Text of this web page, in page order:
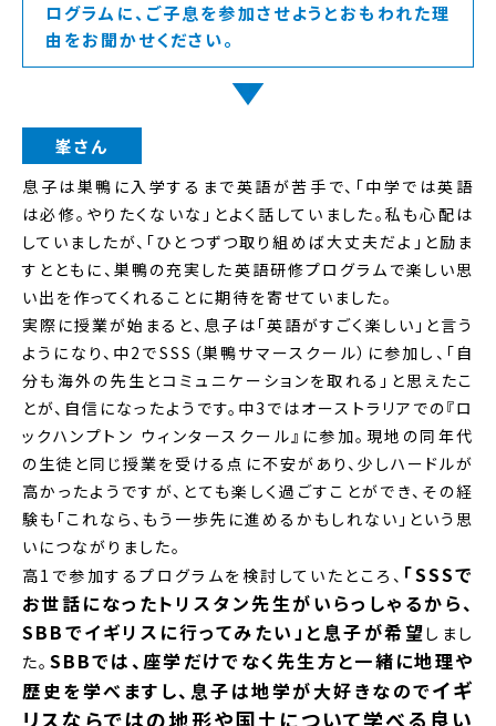
ログラムに、ご子息を参加させようとおもわれた理
由をお聞かせください。
峯さん
息子は巣鴨に入学するまで英語が苦手で、「中学では英語
は必修。やりたくないな」とよく話していました。私も心配は
していましたが、「ひとつずつ取り組めば大丈夫だよ」と励ま
すとともに、巣鴨の充実した英語研修プログラムで楽しい思
い出を作ってくれることに期待を寄せていました。
実際に授業が始まると、息子は「英語がすごく楽しい」と言う
ようになり、中2でSSS（巣鴨サマースクール）に参加し、「自
分も海外の先生とコミュニケーションを取れる」と思えたこ
とが、自信になったようです。中3ではオーストラリアでの『ロ
ックハンプトン ウィンタースクール』に参加。現地の同年代
の生徒と同じ授業を受ける点に不安があり、少しハードルが
高かったようですが、とても楽しく過ごすことができ、その経
験も「これなら、もう一歩先に進めるかもしれない」という思
いにつながりました。
高1で参加するプログラムを検討していたところ、 「SSSで
お世話になったトリスタン先生がいらっしゃるから、
SBBでイギリスに行ってみたい」と息子が希望 しまし
た。 SBBでは、座学だけでなく先生方と一緒に地理や
歴史を学べますし、息子は地学が大好きなのでイギ
リスならではの地形や国土について学べる良い